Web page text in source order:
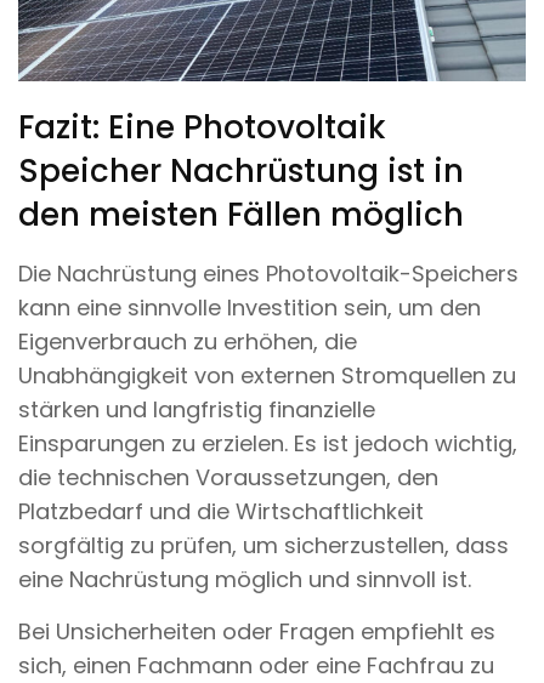
Fazit: Eine Photovoltaik
Speicher Nachrüstung ist in
den meisten Fällen möglich
Die Nachrüstung eines Photovoltaik-Speichers
kann eine sinnvolle Investition sein, um den
Eigenverbrauch zu erhöhen, die
Unabhängigkeit von externen Stromquellen zu
stärken und langfristig finanzielle
Einsparungen zu erzielen. Es ist jedoch wichtig,
die technischen Voraussetzungen, den
Platzbedarf und die Wirtschaftlichkeit
sorgfältig zu prüfen, um sicherzustellen, dass
eine Nachrüstung möglich und sinnvoll ist.
Bei Unsicherheiten oder Fragen empfiehlt es
sich, einen Fachmann oder eine Fachfrau zu